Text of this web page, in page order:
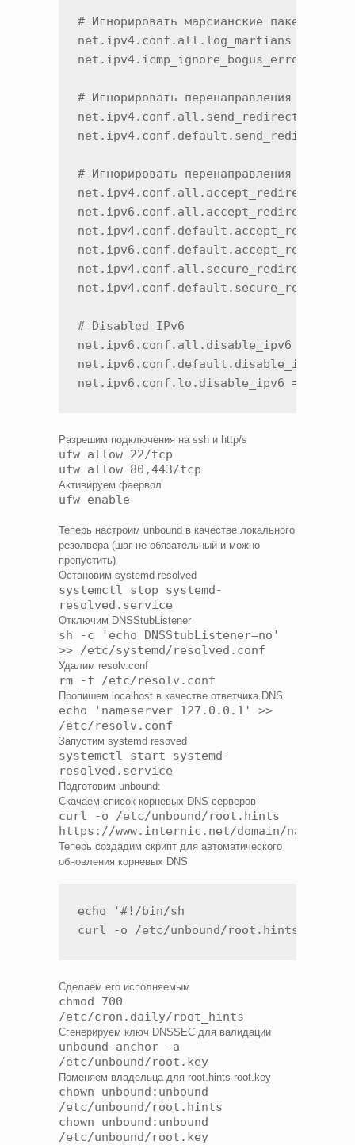
# Игнорировать марсианские пакеты
net.ipv4.conf.all.log_martians = 1
# Игнорировать перенаправления отправки
net.ipv4.conf.all.send_redirects = 0
net.ipv4.conf.default.send_redirects =
# Игнорировать перенаправления ICMP
net.ipv4.conf.all.accept_redirects = 0
net.ipv6.conf.all.accept_redirects = 0
net.ipv4.conf.default.accept_redirects
net.ipv6.conf.default.accept_redirects
net.ipv4.conf.all.secure_redirects = 0
net.ipv4.conf.default.secure_redirects
# Disabled IPv6
net.ipv6.conf.all.disable_ipv6 = 1
net.ipv6.conf.default.disable_ipv6 = 1
net.ipv6.conf.lo.disable_ipv6 = 1
Разрешим подключения на ssh и http/s
ufw allow 22/tcp
ufw allow 80,443/tcp
Активируем фаервол
ufw enable
Теперь настроим unbound в качестве локального
резолвера (шаг не обязательный и можно
пропустить)
Остановим systemd resolved
systemctl stop systemd-
resolved.service
Отключим DNSStubListener
sh -c 'echo DNSStubListener=no'
>> /etc/systemd/resolved.conf
Удалим resolv.conf
rm -f /etc/resolv.conf
Пропишем localhost в качестве ответчика DNS
echo 'nameserver 127.0.0.1' >>
/etc/resolv.conf
Запустим systemd resoved
systemctl start systemd-
resolved.service
Подготовим unbound:
Скачаем список корневых DNS серверов
curl -o /etc/unbound/root.hints
https://www.internic.net/domain/
Теперь создадим скрипт для автоматического
обновления корневых DNS
echo '#!/bin/sh
curl -o /etc/unbound/root.hints
Сделаем его исполняемым
chmod 700
/etc/cron.daily/root_hints
Сгенерируем ключ DNSSEC для валидации
unbound-anchor -a
/etc/unbound/root.key
Поменяем владельца для root.hints root.key
chown unbound:unbound
/etc/unbound/root.hints
chown unbound:unbound
/etc/unbound/root.key